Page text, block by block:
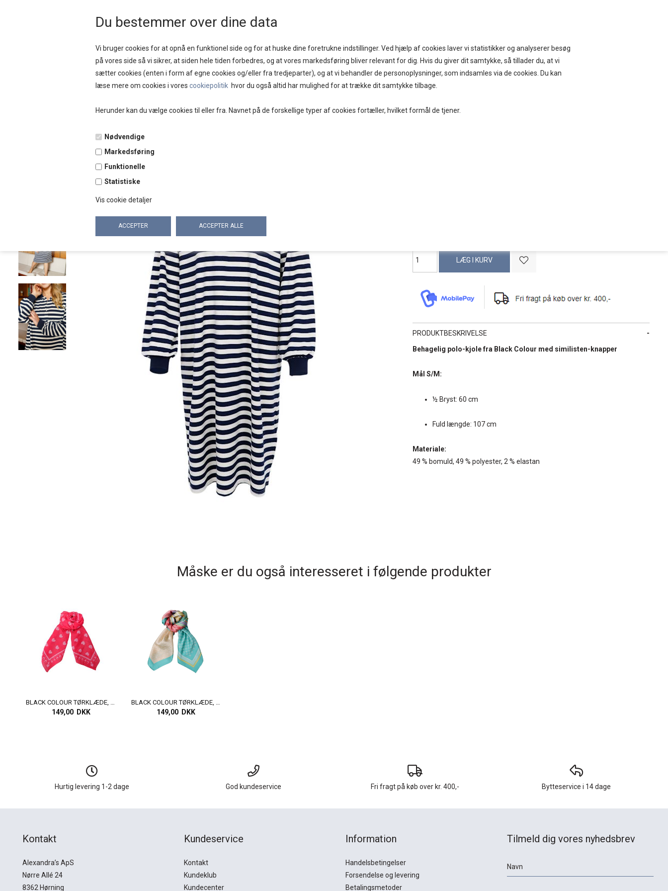
Du bestemmer over dine data
Vi bruger cookies for at opnå en funktionel side og for at huske dine foretrukne indstillinger. Ved hjælp af cookies laver vi statistikker og analyserer besøg
på vores side så vi sikrer, at siden hele tiden forbedres, og at vores markedsføring bliver relevant for dig. Hvis du giver dit samtykke, så tillader du, at vi
sætter cookies (enten i form af egne cookies og/eller fra tredjeparter), og at vi behandler de personoplysninger, som indsamles via de cookies. Du kan
læse mere om cookies i vores cookiepolitik hvor du også altid har mulighed for at trække dit samtykke tilbage.
Herunder kan du vælge cookies til eller fra. Navnet på de forskellige typer af cookies fortæller, hvilket formål de tjener.
Nødvendige
Markedsføring
Funktionelle
Statistiske
Vis cookie detaljer
NYHEDER SALE BRANDS DAMETØJ SKO ACCESSORIES
40%
PRODUKTBESKRIVELSE
Behagelig polo-kjole fra Black Colour med similisten-knapper
Mål S/M:
½ Bryst: 60 cm
Fuld længde: 107 cm
Materiale:
49 % bomuld, 49 % polyester, 2 % elastan
Måske er du også interesseret i følgende produkter
BLACK COLOUR TØRKLÆDE, BCCLAUDIA LOVE MINI SCARVES, RED PINK
149,00 DKK
BLACK COLOUR TØRKLÆDE, BCROMINA MINI SCARVES, GREEN MULTI
149,00 DKK
Hurtig levering 1-2 dage God kundeservice Fri fragt på køb over kr. 400,- Bytteservice i 14 dage
Kontakt
Alexandra’s ApS
Nørre Allé 24
8362 Hørning
Kundeservice
Kontakt
Kundeklub
Kundecenter
Information
Handelsbetingelser
Forsendelse og levering
Betalingsmetoder
Tilmeld dig vores nyhedsbrev